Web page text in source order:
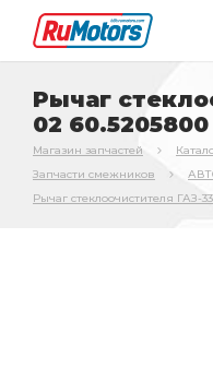
Рычаг
02 60.5205800
Магазин запчастей
Запчасти смежников
Рычаг стеклоочистителя ГАЗ-